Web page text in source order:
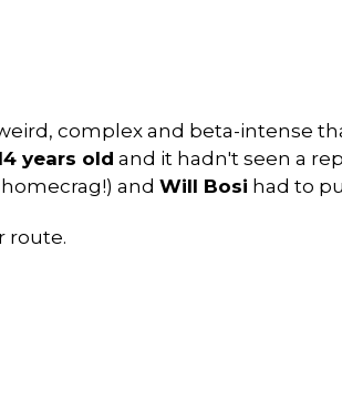
complex and beta-intense
years old and it hadn't seen a
and Will Bosi had to
route.